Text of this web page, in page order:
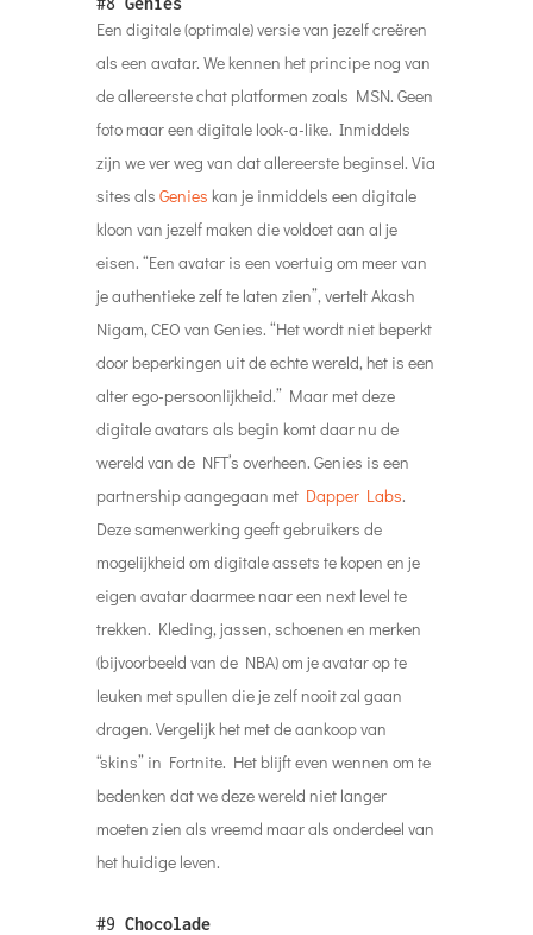
Een digitale (optimale) versie van jezelf creëren
als een avatar. We kennen het principe nog van
de allereerste chat platformen zoals MSN. Geen
foto maar een digitale look-a-like. Inmiddels
zijn we ver weg van dat allereerste beginsel. Via
sites als Genies kan je inmiddels een digitale
kloon van jezelf maken die voldoet aan al je
eisen. “Een avatar is een voertuig om meer van
je authentieke zelf te laten zien”, vertelt Akash
Nigam, CEO van Genies. “Het wordt niet beperkt
door beperkingen uit de echte wereld, het is een
alter ego-persoonlijkheid.” Maar met deze
digitale avatars als begin komt daar nu de
wereld van de NFT’s overheen. Genies is een
partnership aangegaan met Dapper Labs.
Deze samenwerking geeft gebruikers de
mogelijkheid om digitale assets te kopen en je
eigen avatar daarmee naar een next level te
trekken. Kleding, jassen, schoenen en merken
(bijvoorbeeld van de NBA) om je avatar op te
leuken met spullen die je zelf nooit zal gaan
dragen. Vergelijk het met de aankoop van
“skins” in Fortnite. Het blijft even wennen om te
bedenken dat we deze wereld niet langer
moeten zien als vreemd maar als onderdeel van
het huidige leven.
#9 Chocolade